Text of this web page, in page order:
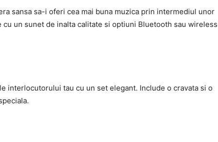
sansa sa-i oferi cea mai buna muzica prin intermediul unor
un sunet de inalta calitate si optiuni Bluetooth sau wireless
interlocutorului tau cu un set elegant. Include o cravata si o